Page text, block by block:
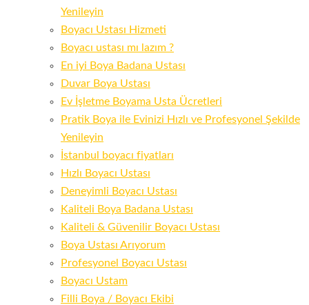
Yenileyin
Boyacı Ustası Hizmeti
Boyacı ustası mı lazım ?
En iyi Boya Badana Ustası
Duvar Boya Ustası
Ev İşletme Boyama Usta Ücretleri
Pratik Boya ile Evinizi Hızlı ve Profesyonel Şekilde
Yenileyin
İstanbul boyacı fiyatları
Hızlı Boyacı Ustası
Deneyimli Boyacı Ustası
Kaliteli Boya Badana Ustası
Kaliteli & Güvenilir Boyacı Ustası
Boya Ustası Arıyorum
Profesyonel Boyacı Ustası
Boyacı Ustam
Filli Boya / Boyacı Ekibi